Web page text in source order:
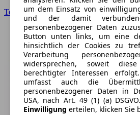
Toyotaum dem Einsatz von
und der damit
personenbezogener Daten
Button unten links, um eine
hinsichtlich der Cookies zu
Verarbeitung
widersprechen, soweit
berechtigter Interessen
umfasst auch die
personenbezogener Daten in
USA, nach Art. 49 (1) (a)
Einwilligung erteilen, klicken Sie